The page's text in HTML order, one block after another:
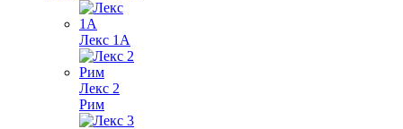
Лекс 1А
Лекс 2
Рим